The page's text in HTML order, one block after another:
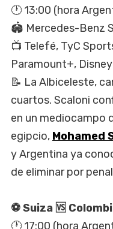
🕐 13:00 (hora
🏟️ Mercedes-Benz
📺 Telefé, TyC
Paramount+,
📝 La Albiceleste,
cuartos. Scaloni
en un mediocampo
egipcio, Mohamed
y Argentina ya
de eliminar por
⚽ Suiza 🆚
🕐 17:00 (hora